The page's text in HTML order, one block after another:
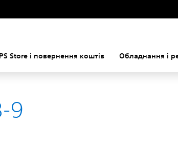
PS Store і повернення коштів Обладнання і
9